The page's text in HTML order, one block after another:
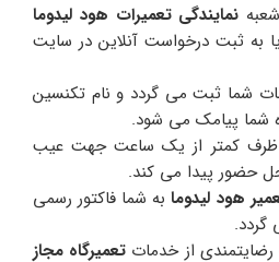
نمایندگی تعمیرات هود لیدوما
به ثبت درخواست آنلاین در سایت
شما ثبت می گردد و نام تکنسین
شما پیامک می شود.
ظرف کمتر از یک ساعت جهت عیب
حضور پیدا می کند.
هود لیدومابه شما فاکتور رسمی
گردد.
رضایتمندی از خدمات تعمیرگاه مجاز